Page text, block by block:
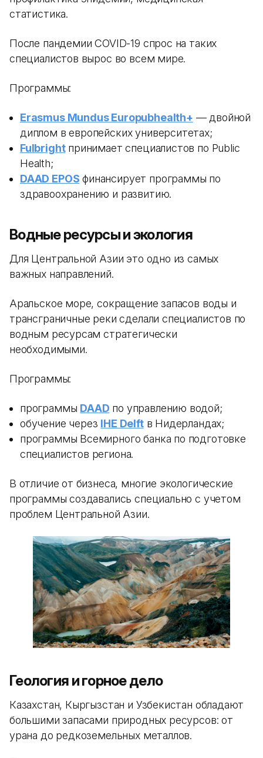
статистика.
После пандемии COVID-19 спрос на таких
специалистов вырос во всем мире.
Программы:
Erasmus Mundus Europubhealth+ — двойной
диплом в европейских университетах;
Fulbrightпринимает специалистов по Public
Health;
DAAD EPOS финансирует программы по
здравоохранению и развитию.
Водные ресурсы и экология
Для Центральной Азии это одно из самых
важных направлений.
Аральское море, сокращение запасов воды и
трансграничные реки сделали специалистов по
водным ресурсам стратегически
необходимыми.
Программы:
программы DAAD по управлению водой;
обучение через IHE Delftв Нидерландах;
программы Всемирного банка по подготовке
специалистов региона.
В отличие от бизнеса, многие экологические
программы создавались специально с учетом
проблем Центральной Азии.
Геология и горное дело
Казахстан, Кыргызстан и Узбекистан обладают
большими запасами природных ресурсов: от
урана до редкоземельных металлов.